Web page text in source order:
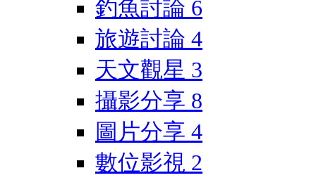
釣魚討論 6
旅遊討論 4
天文觀星 3
攝影分享 8
圖片分享 4
數位影視 2